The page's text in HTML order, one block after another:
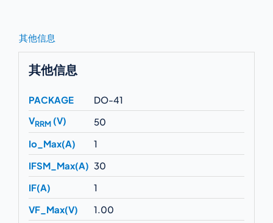
其他信息
其他信息
PACKAGE
DO-41
VRRM(V)
50
Io_Max(A)
1
IFSM_Max(A) 30
IF(A)
1
VF_Max(V)
1.00